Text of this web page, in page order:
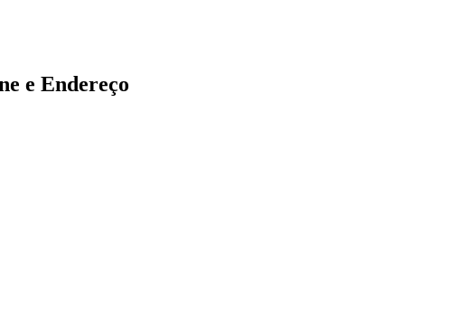
e Endereço